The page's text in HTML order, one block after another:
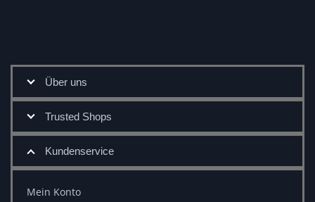
Über uns
Trusted Shops
Kundenservice
Mein Konto